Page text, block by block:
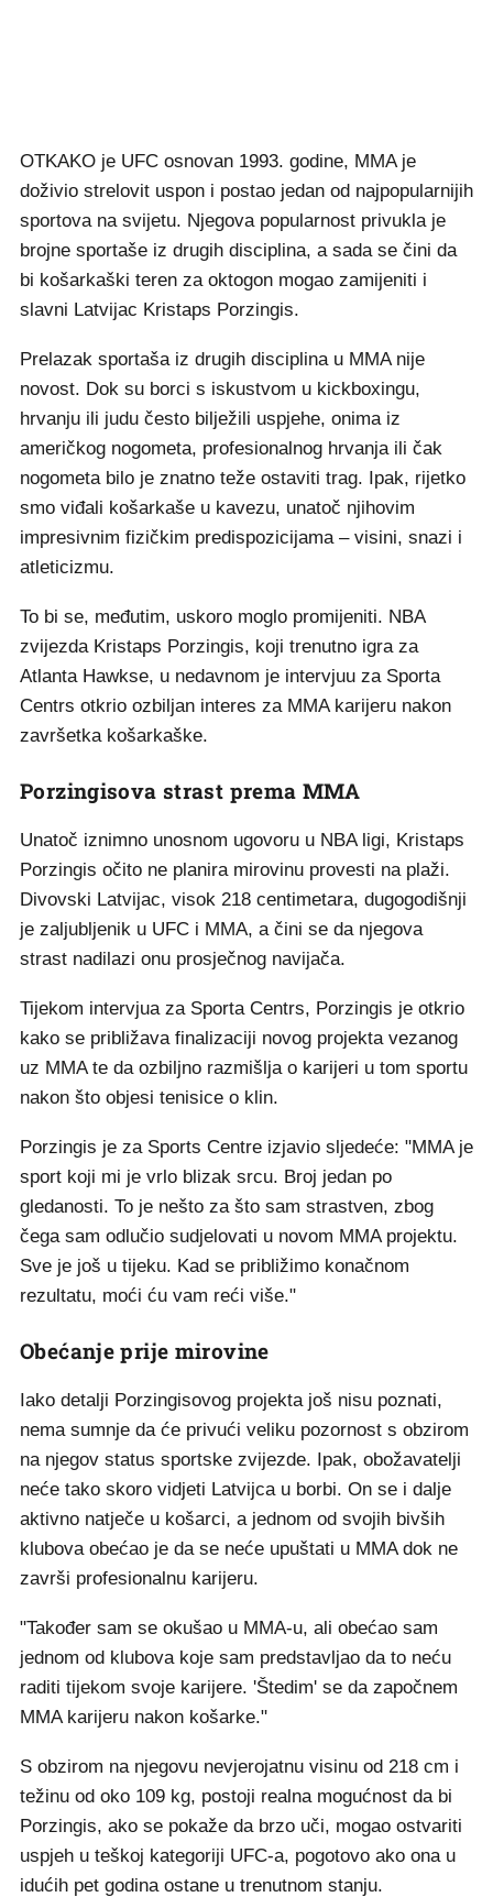
OTKAKO je UFC osnovan 1993. godine, MMA je
doživio strelovit uspon i postao jedan od najpopularnijih
sportova na svijetu. Njegova popularnost privukla je
brojne sportaše iz drugih disciplina, a sada se čini da
bi košarkaški teren za oktogon mogao zamijeniti i
slavni Latvijac Kristaps Porzingis.
Prelazak sportaša iz drugih disciplina u MMA nije
novost. Dok su borci s iskustvom u kickboxingu,
hrvanju ili judu često bilježili uspjehe, onima iz
američkog nogometa, profesionalnog hrvanja ili čak
nogometa bilo je znatno teže ostaviti trag. Ipak, rijetko
smo viđali košarkaše u kavezu, unatoč njihovim
impresivnim fizičkim predispozicijama – visini, snazi i
atleticizmu.
To bi se, međutim, uskoro moglo promijeniti. NBA
zvijezda Kristaps Porzingis, koji trenutno igra za
Atlanta Hawkse, u nedavnom je intervjuu za Sporta
Centrs otkrio ozbiljan interes za MMA karijeru nakon
završetka košarkaške.
Porzingisova strast prema MMA
Unatoč iznimno unosnom ugovoru u NBA ligi, Kristaps
Porzingis očito ne planira mirovinu provesti na plaži.
Divovski Latvijac, visok 218 centimetara, dugogodišnji
je zaljubljenik u UFC i MMA, a čini se da njegova
strast nadilazi onu prosječnog navijača.
Tijekom intervjua za Sporta Centrs, Porzingis je otkrio
kako se približava finalizaciji novog projekta vezanog
uz MMA te da ozbiljno razmišlja o karijeri u tom sportu
nakon što objesi tenisice o klin.
Porzingis je za Sports Centre izjavio sljedeće: "MMA je
sport koji mi je vrlo blizak srcu. Broj jedan po
gledanosti. To je nešto za što sam strastven, zbog
čega sam odlučio sudjelovati u novom MMA projektu.
Sve je još u tijeku. Kad se približimo konačnom
rezultatu, moći ću vam reći više."
Obećanje prije mirovine
Iako detalji Porzingisovog projekta još nisu poznati,
nema sumnje da će privući veliku pozornost s obzirom
na njegov status sportske zvijezde. Ipak, obožavatelji
neće tako skoro vidjeti Latvijca u borbi. On se i dalje
aktivno natječe u košarci, a jednom od svojih bivših
klubova obećao je da se neće upuštati u MMA dok ne
završi profesionalnu karijeru.
"Također sam se okušao u MMA-u, ali obećao sam
jednom od klubova koje sam predstavljao da to neću
raditi tijekom svoje karijere. 'Štedim' se da započnem
MMA karijeru nakon košarke."
S obzirom na njegovu nevjerojatnu visinu od 218 cm i
težinu od oko 109 kg, postoji realna mogućnost da bi
Porzingis, ako se pokaže da brzo uči, mogao ostvariti
uspjeh u teškoj kategoriji UFC-a, pogotovo ako ona u
idućih pet godina ostane u trenutnom stanju.